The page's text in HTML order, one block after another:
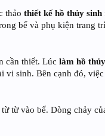
thảo thiết kế hồ thủy sinh
bể và phụ kiện trang
cần thiết. Lúc làm hồ
vi sinh. Bên cạnh đó,
từ vào bể. Dòng chảy